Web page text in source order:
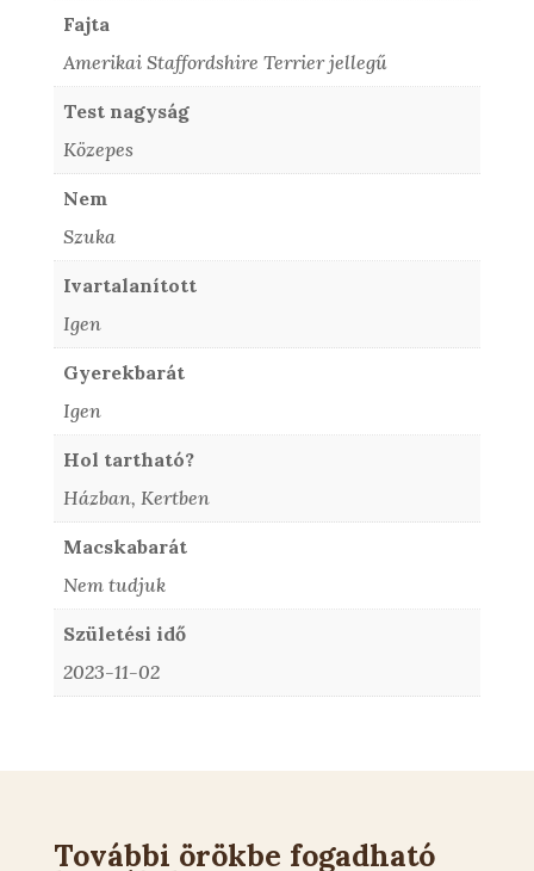
Fajta
Amerikai Staffordshire Terrier jellegű
Test nagyság
Közepes
Nem
Szuka
Ivartalanított
Igen
Gyerekbarát
Igen
Hol tartható?
Házban, Kertben
Macskabarát
Nem tudjuk
Születési idő
2023-11-02
További örökbe fogadható